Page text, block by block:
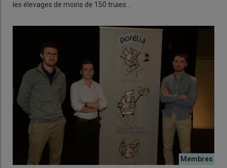
les élevages de moins de 150 truies…